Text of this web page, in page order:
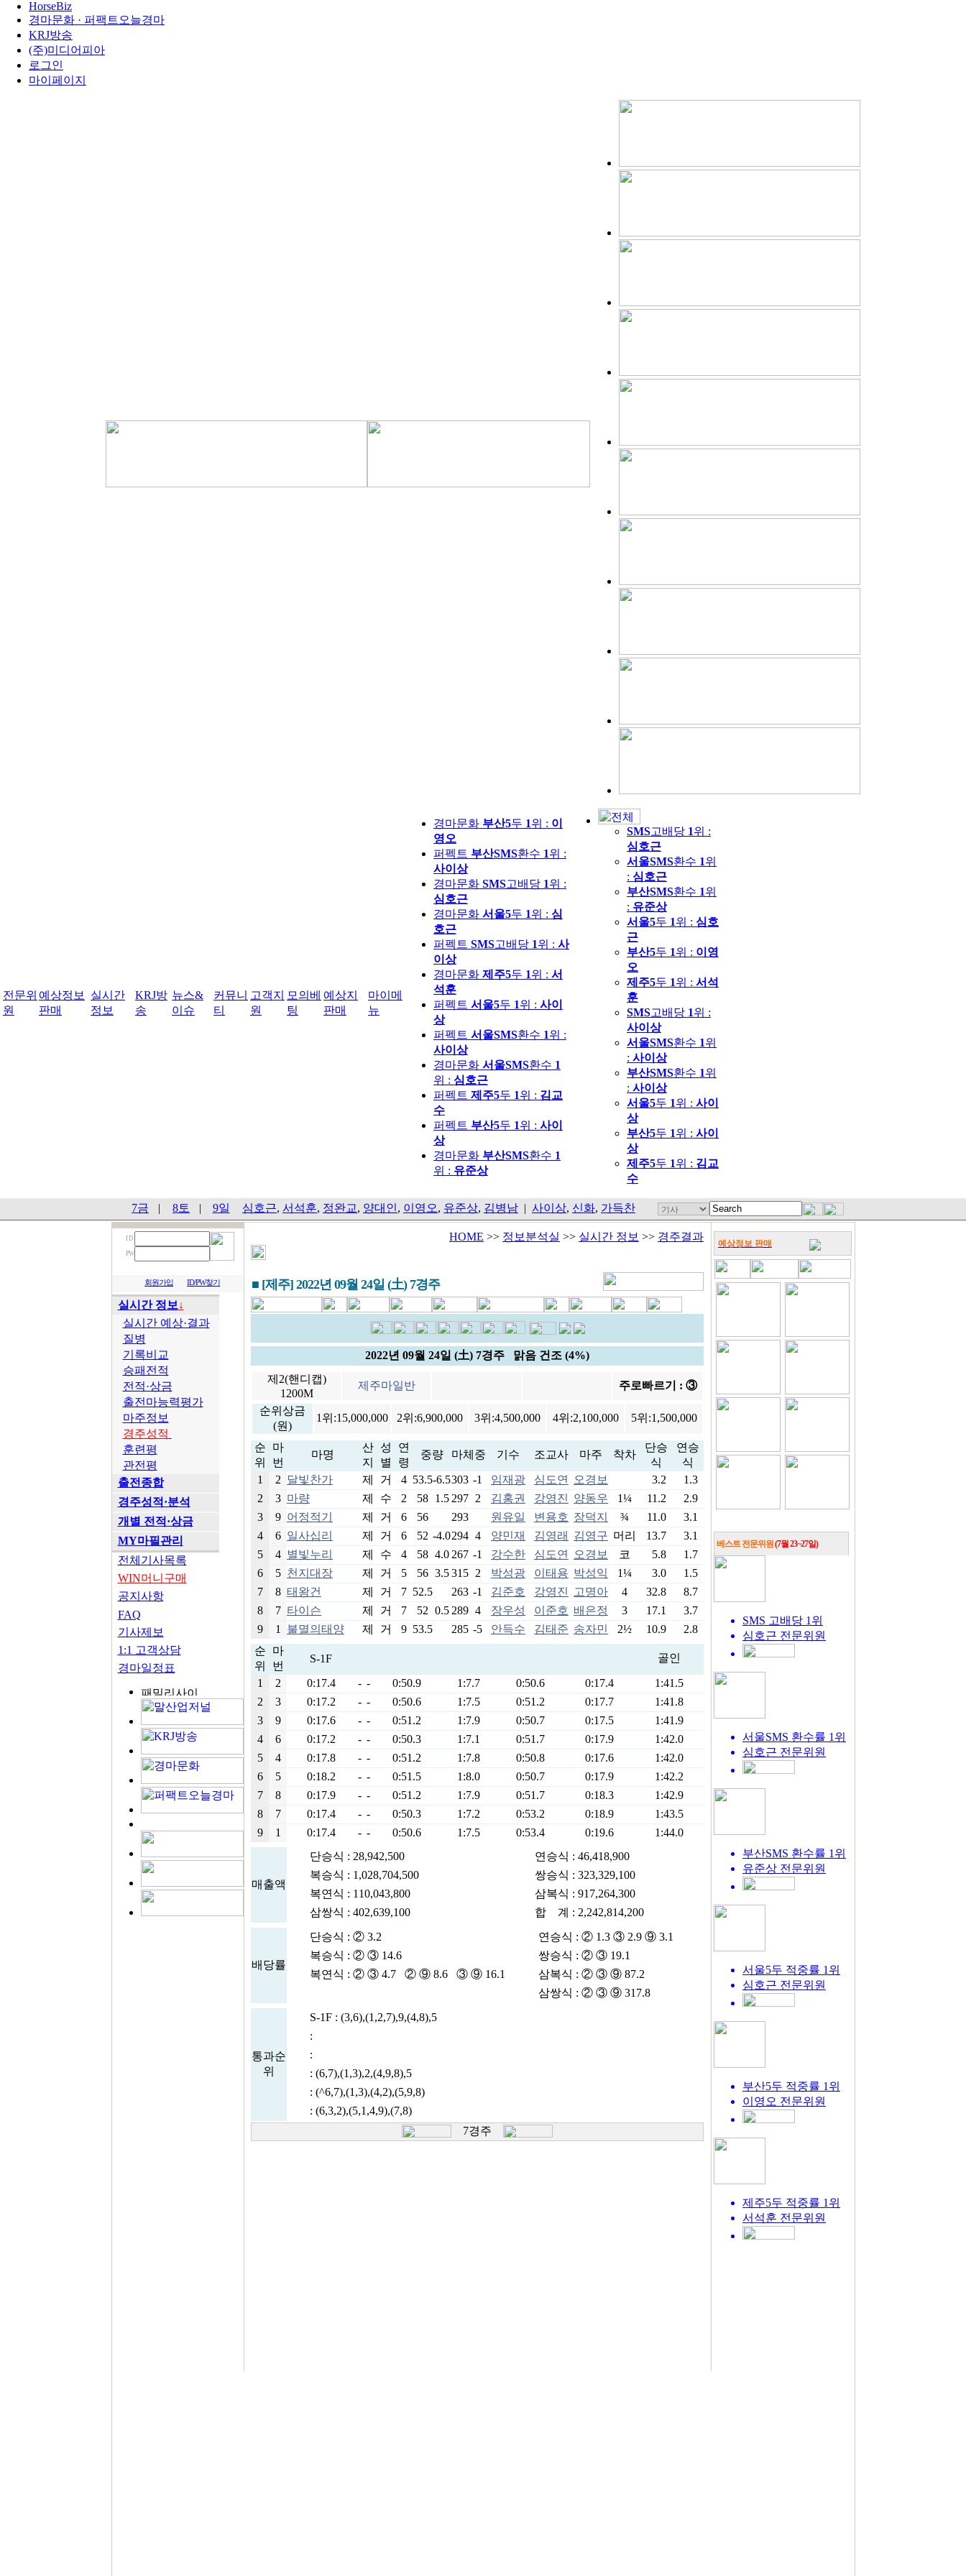
HorseBiz
경마문화 · 퍼팩트오늘경마
KRJ방송
(주)미디어피아
로그인
마이페이지
전문위
원
예상정보
판매
실시간
정보
KRJ방
송
뉴스&
이슈
커뮤니
티
고객지
원
모의베
팅
예상지
판매
마이메
뉴
경마문화 부산5두 1위 : 이
영오
퍼펙트 부산SMS환수 1위 :
사이상
경마문화 SMS고배당 1위 :
심호근
경마문화 서울5두 1위 : 심
호근
퍼펙트 SMS고배당 1위 : 사
이상
경마문화 제주5두 1위 : 서
석훈
퍼펙트 서울5두 1위 : 사이
상
퍼펙트 서울SMS환수 1위 :
사이상
경마문화 서울SMS환수 1
위 : 심호근
퍼펙트 제주5두 1위 : 김교
수
퍼펙트 부산5두 1위 : 사이
상
경마문화 부산SMS환수 1
위 : 유준상
SMS고배당 1위 :
심호근
서울SMS환수 1위
: 심호근
부산SMS환수 1위
: 유준상
서울5두 1위 : 심호
근
부산5두 1위 : 이영
오
제주5두 1위 : 서석
훈
SMS고배당 1위 :
사이상
서울SMS환수 1위
: 사이상
부산SMS환수 1위
: 사이상
서울5두 1위 : 사이
상
부산5두 1위 : 사이
상
제주5두 1위 : 김교
수
7금 | 8토 | 9일 심호근, 서석훈, 정완교, 양대인, 이영오, 유준상, 김병남 | 사이상, 신화, 가득찬
I D
PW
회원가입 ID/PW찾기
실시간 정보↓
실시간 예상·결과
질병
기록비교
승패전적
전적·상금
출전마능력평가
마주정보
경주성적
훈련평
관전평
출전종합
경주성적·분석
개별 전적·상금
MY마필관리
전체기사목록
WIN머니구매
공지사항
FAQ
기사제보
1:1 고객상담
경마일정표
HOME >> 정보분석실 >> 실시간 정보 >> 경주결과
■ [제주] 2022년 09월 24일 (土) 7경주
2022년 09월 24일 (土) 7경주 맑음 건조 (4%)
제2(핸디캡)
1200M
제주마일반 주로빠르기 : ③
순위상금
(원)
1위:15,000,000 2위:6,900,000 3위:4,500,000 4위:2,100,000 5위:1,500,000
순
위
마
번
마명
산
지
성
별
연
령
중량 마체중 기수 조교사 마주 착차
단승
식
연승
식
1
2 달빛찬가 제 거 4 53.5-6.5303 -1 임재광 심도연 오경보 3.2
1.3
2
3 마량 제 수 2 58 1.5 297 2 김홍권 강영진 양동우 1¼ 11.2
2.9
3
9 어정적기 제 거 6 56 293 원유일 변용호 장덕지 ¾ 11.0
3.1
4
6 일사십리 제 거 6 52 -4.0294 4 양민재 김영래 김영구 머리 13.7
3.1
5
4 별빛누리 제 수 4 58 4.0 267 -1 강수한 심도연 오경보 코 5.8
1.7
6
5 천지대장 제 거 5 56 3.5 315 2 박성광 이태용 박성익 1¼ 3.0
1.5
7
8 태왕건 제 거 7 52.5 263 -1 김준호 강영진 고명아 4 32.8
8.7
8
7 타이슨 제 거 7 52 0.5 289 4 장우성 이준호 배은정 3 17.1
3.7
9
1 불멸의태양 제 거 9 53.5 285 -5 안득수 김태준 송자민 2½ 10.9
2.8
순
위
마
번
S-1F 골인
1 2 0:17.4 - - 0:50.9 1:7.7 0:50.6 0:17.4
1:41.5
2
3 0:17.2 - - 0:50.6 1:7.5 0:51.2 0:17.7
1:41.8
3
9 0:17.6 - - 0:51.2 1:7.9 0:50.7 0:17.5
1:41.9
4
6 0:17.2 - - 0:50.3 1:7.1 0:51.7 0:17.9
1:42.0
5
4 0:17.8 - - 0:51.2 1:7.8 0:50.8 0:17.6
1:42.0
6
5 0:18.2 - - 0:51.5 1:8.0 0:50.7 0:17.9
1:42.2
7
8 0:17.9 - - 0:51.2 1:7.9 0:51.7 0:18.3
1:42.9
8
7 0:17.4 - - 0:50.3 1:7.2 0:53.2 0:18.9
1:43.5
9
1 0:17.4 - - 0:50.6 1:7.5 0:53.4 0:19.6 1:44.0
매출액
단승식 : 28,942,500
연승식 : 46,418,900
복승식 : 1,028,704,500
쌍승식 : 323,329,100
복연식 : 110,043,800
삼복식 : 917,264,300
삼쌍식 : 402,639,100
합 계 : 2,242,814,200
배당률
단승식 : ② 3.2
연승식 : ② 1.3 ③ 2.9 ⑨ 3.1
복승식 : ② ③ 14.6
쌍승식 : ② ③ 19.1
복연식 : ② ③ 4.7 ② ⑨ 8.6 ③ ⑨ 16.1
삼복식 : ② ③ ⑨ 87.2
삼쌍식 : ② ③ ⑨ 317.8
통과순
위
S-1F : (3,6),(1,2,7),9,(4,8),5
:
:
: (6,7),(1,3),2,(4,9,8),5
: (^6,7),(1,3),(4,2),(5,9,8)
: (6,3,2),(5,1,4,9),(7,8)
7경주
예상정보 판매
베스트 전문위원(7월 23~27일)
SMS 고배당 1위
심호근 전문위원
서울SMS 환수률 1위
심호근 전문위원
부산SMS 환수률 1위
유준상 전문위원
서울5두 적중률 1위
심호근 전문위원
부산5두 적중률 1위
이영오 전문위원
제주5두 적중률 1위
서석훈 전문위원